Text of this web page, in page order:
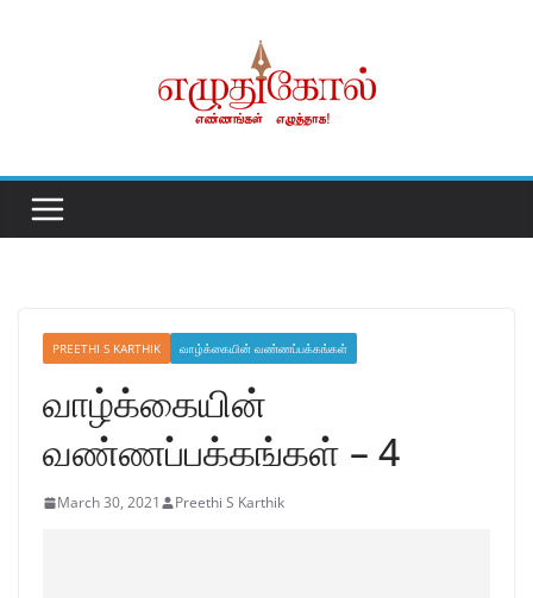
PREETHI S KARTHIK வாழ்க்கையின் வண்ணப்பக்கங்கள்
வாழ்க்கையின்
வண்ணப்பக்கங்கள் – 4
March 30, 2021 Preethi S Karthik